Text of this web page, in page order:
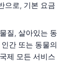
으로, 기본 요금
질, 살아있는 동
간 또는 동물의
제 모든 서비스